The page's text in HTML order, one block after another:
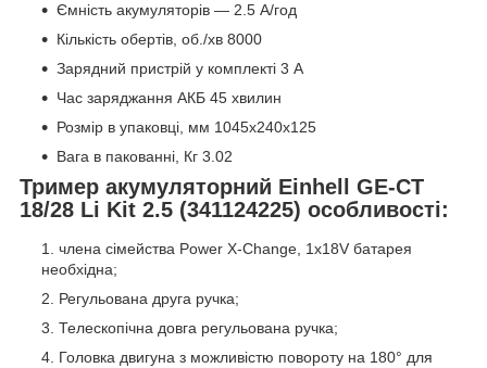
Ємність акумуляторів — 2.5 А/год
Кількість обертів, об./хв 8000
Зарядний пристрій у комплекті 3 А
Час заряджання АКБ 45 хвилин
Розмір в упаковці, мм 1045x240x125
Вага в пакованні, Кг 3.02
Тример акумуляторний Einhell GE-CT
18/28 Li Kit 2.5 (341124225) особливості:
члена сімейства Power X-Change, 1x18V батарея
необхідна;
Регульована друга ручка;
Телескопічна довга регульована ручка;
Головка двигуна з можливістю повороту на 180° для